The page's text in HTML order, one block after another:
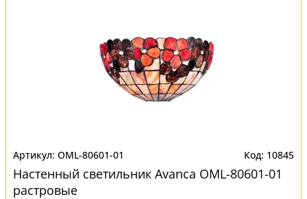
OML-80601-01 10845
Настенный светильник Avanca OML-80601-01
растровые